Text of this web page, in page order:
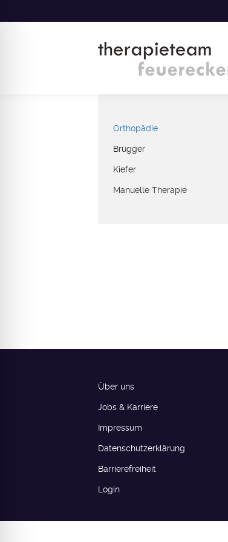
Orthopädie
Brügger
Kiefer
Manuelle Therapie
Über uns
Jobs & Karriere
Impressum
Datenschutzerklärung
Barrierefreiheit​​​
Login